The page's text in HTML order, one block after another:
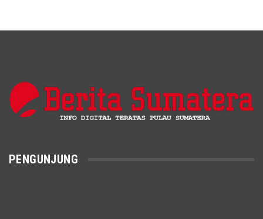
PENGUNJUNG